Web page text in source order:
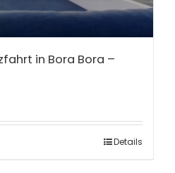
in Bora Bora –
Details